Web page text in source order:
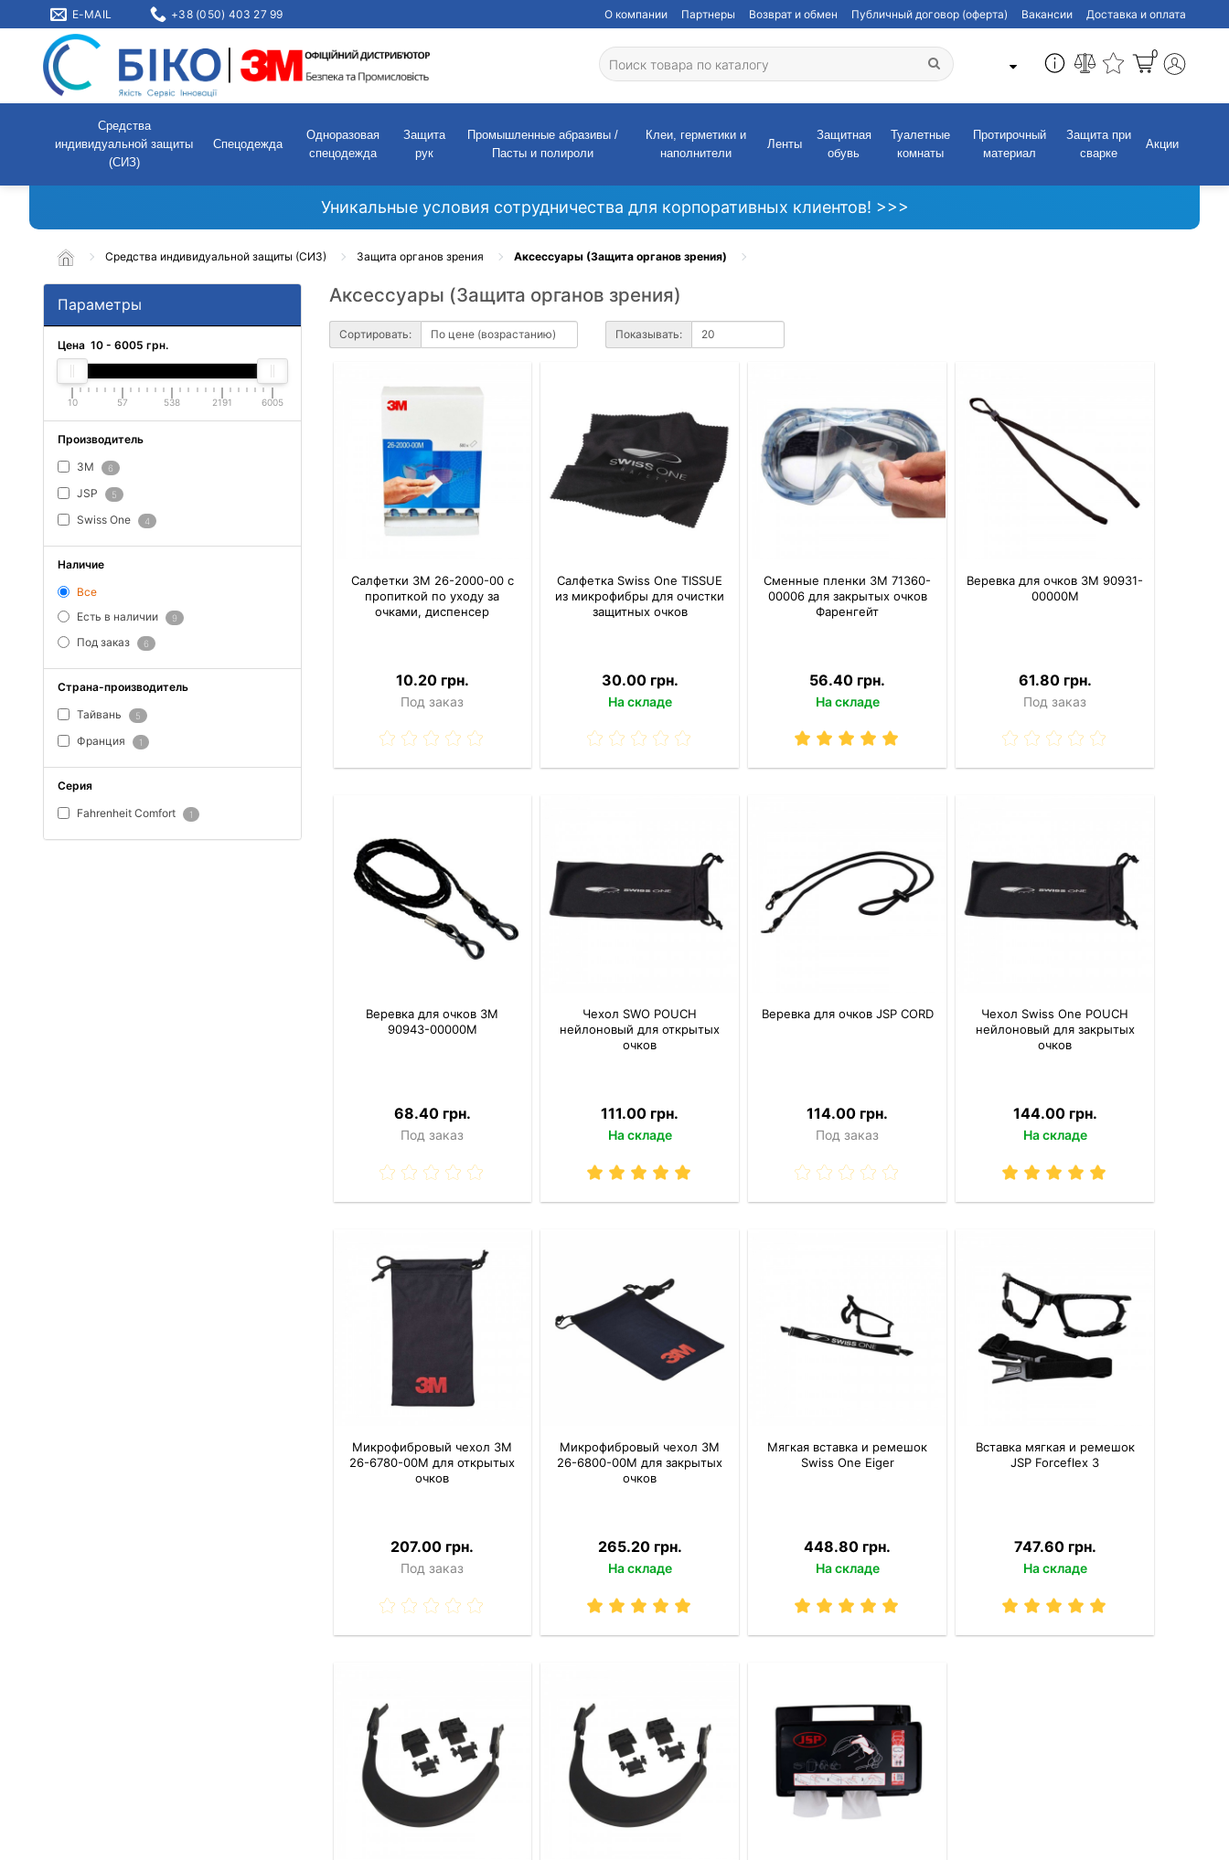
E-MAIL +38 (050) 403 27 99 О компании Партнеры Возврат и обмен Публичный договор (оферта) Вакансии Доставка и оплата
0
Средства
индивидуальной защиты
(СИЗ)
Спецодежда
Одноразовая
спецодежда
Защита
рук
Промышленные абразивы /
Пасты и полироли
Клеи, герметики и
наполнители
Ленты
Защитная
обувь
Туалетные
комнаты
Протирочный
материал
Защита при
сварке
Акции
Уникальные условия сотрудничества для корпоративных клиентов! >>>
Средства индивидуальной защиты (СИЗ) Защита органов зрения Аксессуары (Защита органов зрения)
Параметры
Цена 10 - 6005 грн.
10 57 538 2191 6005
Производитель
3M 6
JSP 5
Swiss One 4
Наличие
Все
Есть в наличии
9
Под заказ 6
Страна-производитель
Тайвань 5
Франция 1
Серия
Fahrenheit Comfort 1
Аксессуары (Защита органов зрения)
Сортировать: Показывать:
Салфетки 3M 26-2000-00 с
пропиткой по уходу за
очками, диспенсер
10.20 грн.
Под заказ
Салфетка Swiss One TISSUE
из микрофибры для очистки
защитных очков
30.00 грн.
На складе
Сменные пленки 3M 71360-
00006 для закрытых очков
Фаренгейт
56.40 грн.
На складе
Веревка для очков 3M 90931-
00000M
61.80 грн.
Под заказ
Веревка для очков 3M
90943-00000M
68.40 грн.
Под заказ
Чехол SWO POUCH
нейлоновый для открытых
очков
111.00 грн.
На складе
Веревка для очков JSP CORD
114.00 грн.
Под заказ
Чехол Swiss One POUCH
нейлоновый для закрытых
очков
144.00 грн.
На складе
Микрофибровый чехол 3M
26-6780-00M для открытых
очков
207.00 грн.
Под заказ
Микрофибровый чехол 3M
26-6800-00M для закрытых
очков
265.20 грн.
На складе
Мягкая вставка и ремешок
Swiss One Eiger
448.80 грн.
На складе
Вставка мягкая и ремешок
JSP Forceflex 3
747.60 грн.
На складе